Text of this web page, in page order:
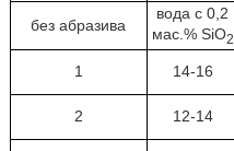
без абразива
вода с 0,2
мас.% SiO2
1 14-16
2
12-14